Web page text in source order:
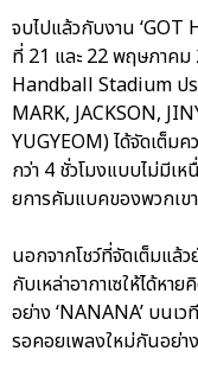
จบไปแล้วกับงาน ‘GOT
ที่ 21 และ 22 พฤษภาค
Handball Stadium ปร
MARK, JACKSON,
YUGYEOM) ได้จัดเต็ม
กว่า 4 ชั่วโมงแบบไม่มีเ
ยการคัมแบคของพวกเข
นอกจากโชว์ที่จัดเต็มแล้
กับเหล่าอากาเซให้ได้ห
อย่าง ‘NANANA’ บนเ
รอคอยเพลงใหม่กันอย่า